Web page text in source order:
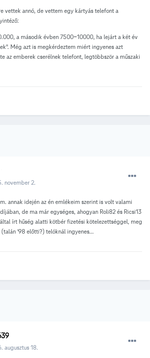
vettek annó, de vettem egy kártyás telefont a
a második évben 7500-10000, ha lejárt a két év
Még azt is megkérdeztem miért ingyenes azt
az emberek cserélnek telefont, legtöbbször a műszaki
november 2.
annak idején az én emlékeim szerint is volt valami
de ma már egységes, ahogyan Roli82 és Ricsi13
írt hűség alatti kötbér fizetési kötelezettséggel, meg
'98 előtti?) telóknál ingyenes...
augusztus 18.